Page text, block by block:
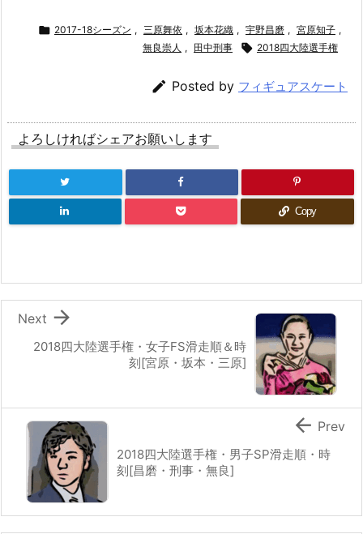
 2017-18シーズン , 三原舞依 , 坂本花織 , 宇野昌磨 , 宮原知子 ,
無良崇人 , 田中刑事  2018四大陸選手権
 Posted by フィギュアスケート
よろしければシェアお願いします
Copy
2018四大陸選手権・女子FS滑走順＆時
刻[宮原・坂本・三原]

Next
2018四大陸選手権・男子SP滑走順・時
刻[昌磨・刑事・無良]
 Prev